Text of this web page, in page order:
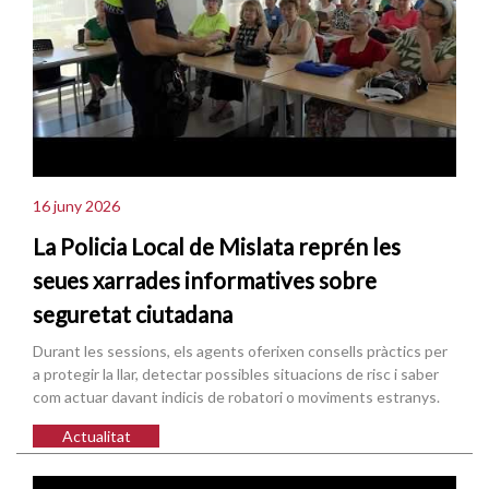
16 juny 2026
La Policia Local de Mislata reprén les
seues xarrades informatives sobre
seguretat ciutadana
Durant les sessions, els agents oferixen consells pràctics per
a protegir la llar, detectar possibles situacions de risc i saber
com actuar davant indicis de robatori o moviments estranys.
Actualitat